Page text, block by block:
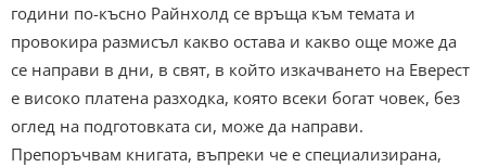
години по-късно Райнхолд се връща към темата и
провокира размисъл какво остава и какво още може да
се направи в дни, в свят, в който изкачването на Еверест
е високо платена разходка, която всеки богат човек, без
оглед на подготовката си, може да направи.
Препоръчвам книгата, въпреки че е специализирана,